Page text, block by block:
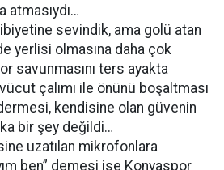
atmasıydı…
sevindik, ama golü atan
yerlisi olmasına daha çok
savunmasını ters ayakta
çalımı ile önünü boşaltması
kendisine olan güvenin
bir şey değildi…
uzatılan mikrofonlara
ben” demesi ise Konyaspor